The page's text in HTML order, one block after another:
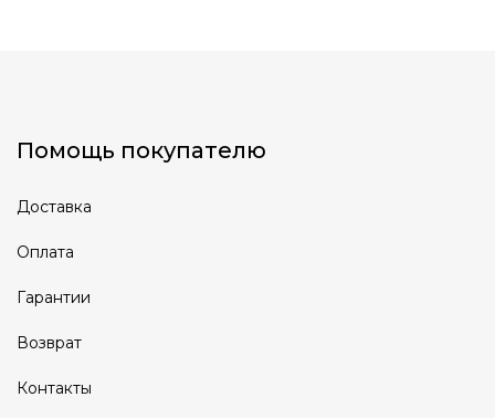
Помощь покупателю
Доставка
Оплата
Гарантии
Возврат
Контакты